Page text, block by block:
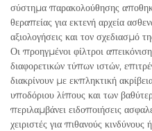
σύστημα παρακολούθησης
θεραπείας για εκτενή αρχεία
αξιολογήσεις και τον σχεδιασμό
Οι προηγμένοι φίλτροι
διαφορετικών τύπων ιστών,
διακρίνουν με εκπληκτική
υποδόριου λίπους και των
περιλαμβάνει ειδοποιήσεις
χειριστές για πιθανούς